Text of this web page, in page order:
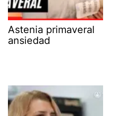
Astenia primaveral
ansiedad